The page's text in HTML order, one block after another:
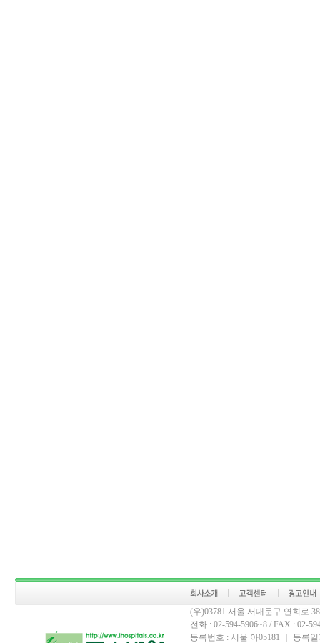
(우)03781 서울 서대문구 연희로
전화 : 02-594-5906~8 / FAX : 02-
등록번호 : 서울 아05181 ｜ 등록